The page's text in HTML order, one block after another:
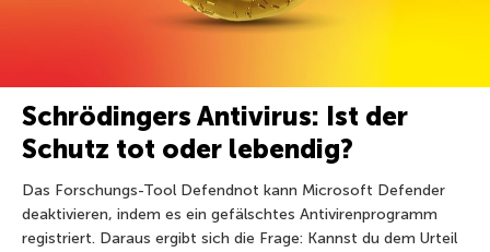
Schrödingers Antivirus: Ist der
Schutz tot oder lebendig?
Das Forschungs-Tool Defendnot kann Microsoft Defender
deaktivieren, indem es ein gefälschtes Antivirenprogramm
registriert. Daraus ergibt sich die Frage: Kannst du dem Urteil